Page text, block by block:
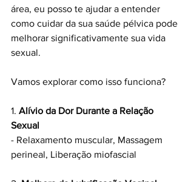
área, eu posso te ajudar a entender
como cuidar da sua saúde pélvica pode
melhorar significativamente sua vida
sexual.
Vamos explorar como isso funciona?
1. Alívio da Dor Durante a Relação
Sexual
- Relaxamento muscular, Massagem
perineal, Liberação miofascial